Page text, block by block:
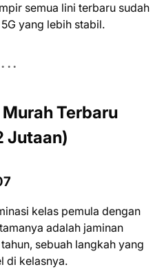
semua lini terbaru sudah
yang lebih stabil.
Terbaru
Jutaan)
kelas pemula dengan
adalah jaminan
sebuah langkah yang
di kelasnya.